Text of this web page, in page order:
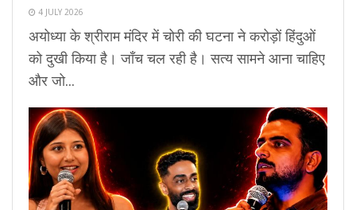
4 JULY 2026
अयोध्या के श्रीराम मंदिर में चोरी की घटना ने करोड़ों हिंदुओं
को दुखी किया है। जाँच चल रही है। सत्य सामने आना चाहिए
और जो...